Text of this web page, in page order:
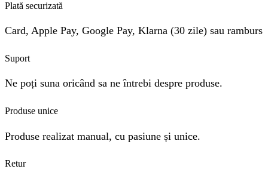
Plată securizată
Card, Apple Pay, Google Pay, Klarna (30 zile) sau ramburs
Suport
Ne poți suna oricând sa ne întrebi despre produse.
Produse unice
Produse realizat manual, cu pasiune și unice.
Retur